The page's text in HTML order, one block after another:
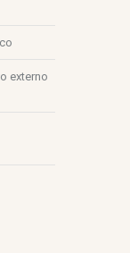
externo